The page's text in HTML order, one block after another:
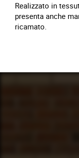
Realizzato in
presenta anche
ricamato.